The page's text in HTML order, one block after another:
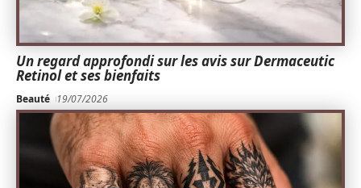
Un regard approfondi sur les avis sur Dermaceutic
Retinol et ses bienfaits
Beauté 19/07/2026